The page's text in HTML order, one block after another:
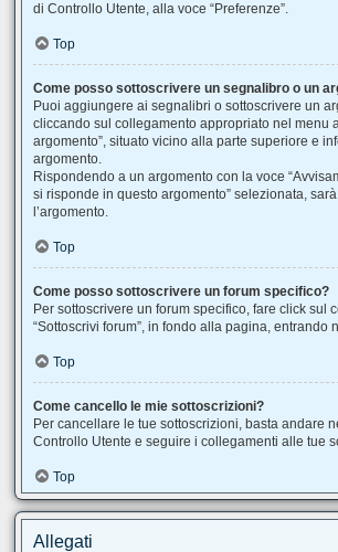
di Controllo Utente, alla voce “Preferenze”.
Top
Come posso sottoscrivere un segnalibro o un
Puoi aggiungere ai segnalibri o sottoscrivere un
cliccando sul collegamento appropriato nel menu
argomento”, situato vicino alla parte superiore e
argomento.
Rispondendo a un argomento con la voce
si risponde in questo argomento” selezionata,
l’argomento.
Top
Come posso sottoscrivere un forum specifico?
Per sottoscrivere un forum specifico, fare click sul
“Sottoscrivi forum”, in fondo alla pagina, entrando
Top
Come cancello le mie sottoscrizioni?
Per cancellare le tue sottoscrizioni, basta andare
Controllo Utente e seguire i collegamenti alle tue
Top
Allegati